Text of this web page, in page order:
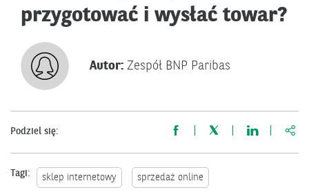
przygotować i wysłać towar?
Autor: Zespół BNP Paribas
Tagi: sklep internetowy sprzedaż online
Podziel się: